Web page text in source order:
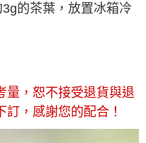
的茶葉，放置冰箱冷
量，恕不接受退貨與退
，感謝您的配合！